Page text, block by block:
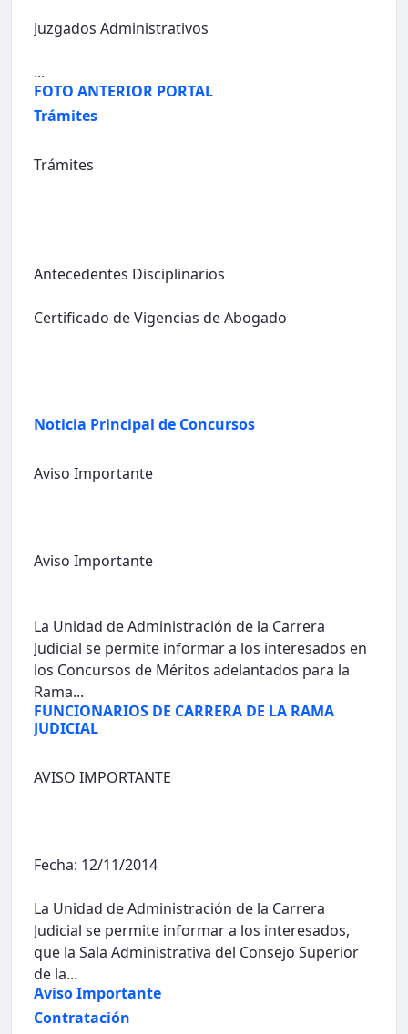
Juzgados Administrativos
...
FOTO ANTERIOR PORTAL
Trámites
Trámites
Antecedentes Disciplinarios
Certificado de Vigencias de Abogado
Noticia Principal de Concursos
Aviso Importante
Aviso Importante
La Unidad de Administración de la Carrera
Judicial se permite informar a los interesados en
los Concursos de Méritos adelantados para la
Rama...
FUNCIONARIOS DE CARRERA DE LA RAMA
JUDICIAL
AVISO IMPORTANTE
Fecha: 12/11/2014
La Unidad de Administración de la Carrera
Judicial se permite informar a los interesados,
que la Sala Administrativa del Consejo Superior
de la...
Aviso Importante
Contratación